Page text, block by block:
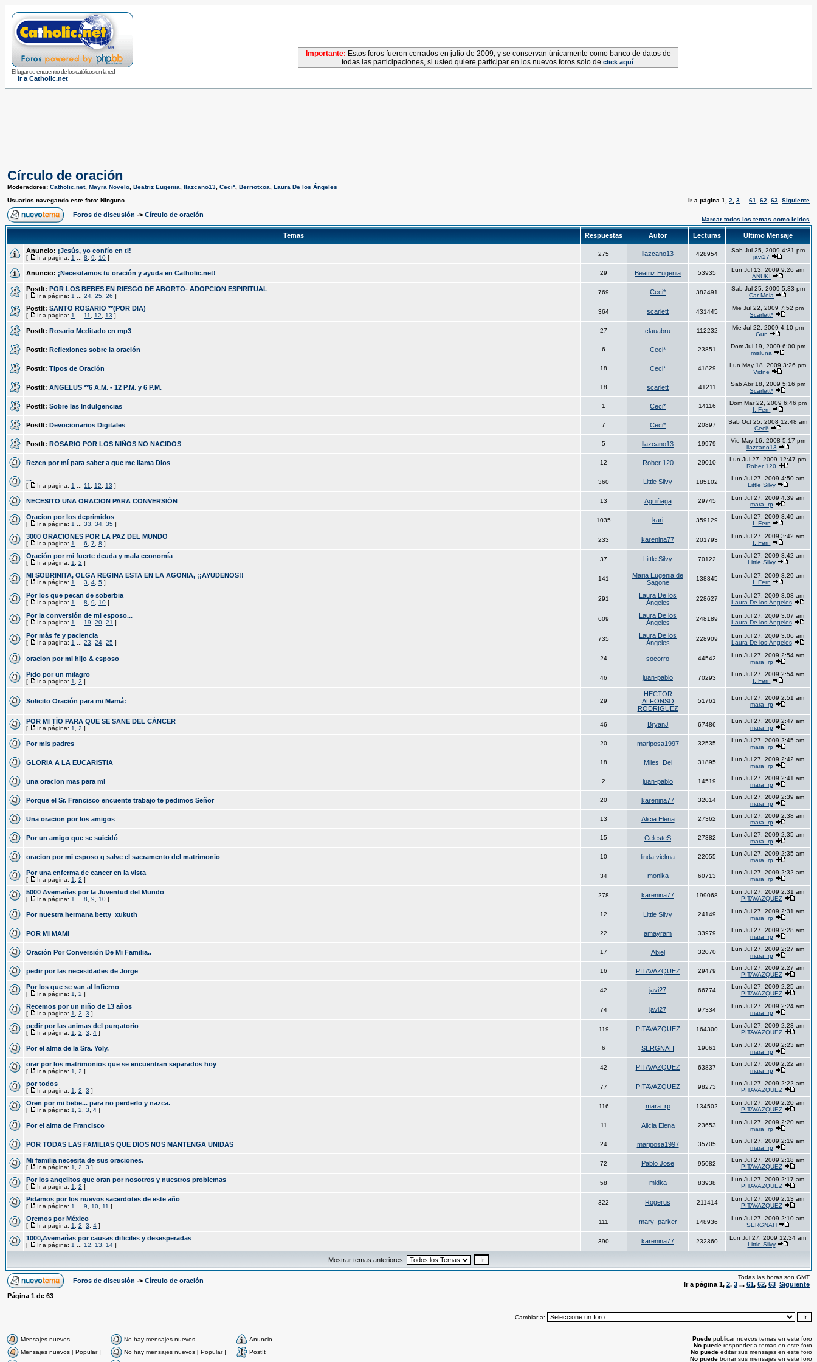
El lugar de encuentro de los católicos en la red
Ir a Catholic.net
Importante: Estos foros fueron cerrados en julio de 2009, y se conservan únicamente como banco de datos de
todas las participaciones, si usted quiere participar en los nuevos foros solo de click aquí.
Círculo de oración
Moderadores: Catholic.net, Mayra Novelo Beatriz Eugenia llazcano13 Ceci* Berriotxoa
Laura De los Ángeles
Usuarios navegando este foro: Ninguno
Ir a página 1 2 3 61 62 63 Siguiente
Foros de discusión -> Círculo de oración
Marcar todos los temas como leidos
Temas Respuestas Autor Lecturas Ultimo Mensaje
Anuncio: ¡Jesús, yo confío en ti!
[ Ir a página: 1 8 9 10 ]
275 llazcano13 428954
Sab Jul 25, 2009 4:31 pm
javi27
Anuncio: ¡Necesitamos tu oración y ayuda en Catholic.net! 29 Beatriz Eugenia 53935
Lun Jul 13, 2009 9:26 am
ANUKI
PostIt: POR LOS BEBES EN RIESGO DE ABORTO- ADOPCION ESPIRITUAL
[ Ir a página: 1 24 25 26 ]
769 Ceci* 382491
Sab Jul 25, 2009 5:33 pm
Car-Mela
PostIt: SANTO ROSARIO **(POR DIA)
[ Ir a página: 1 11 12 13 ]
364 scarlett 431445
Mie Jul 22, 2009 7:52 pm
Scarlett*
PostIt: Rosario Meditado en mp3 27 clauabru 112232
Mie Jul 22, 2009 4:10 pm
Gun
PostIt: Reflexiones sobre la oración 6 Ceci* 23851
Dom Jul 19, 2009 6:00 pm
misluna
PostIt: Tipos de Oración 18 Ceci* 41829
Lun May 18, 2009 3:26 pm
Vidne
PostIt: ANGELUS **6 A.M. - 12 P.M. y 6 P.M. 18 scarlett 41211
Sab Abr 18, 2009 5:16 pm
Scarlett*
PostIt: Sobre las Indulgencias 1 Ceci* 14116
Dom Mar 22, 2009 6:46 pm
I. Fern
PostIt: Devocionarios Digitales 7 Ceci* 20897
Sab Oct 25, 2008 12:48 am
Ceci*
PostIt: ROSARIO POR LOS NIÑOS NO NACIDOS 5 llazcano13 19979
Vie May 16, 2008 5:17 pm
llazcano13
Rezen por mí para saber a que me llama Dios 12 Rober 120 29010
Lun Jul 27, 2009 12:47 pm
Rober 120
...
[ Ir a página: 1 11 12 13 ]
360 Little Silvy 185102
Lun Jul 27, 2009 4:50 am
Little Silvy
NECESITO UNA ORACION PARA CONVERSIÓN 13 Aguiñaga 29745
Lun Jul 27, 2009 4:39 am
mara_rp
Oracion por los deprimidos
[ Ir a página: 1 33 34 35 ]
1035 kari 359129
Lun Jul 27, 2009 3:49 am
I. Fern
3000 ORACIONES POR LA PAZ DEL MUNDO
[ Ir a página: 1 6 7 8 ]
233 karenina77 201793
Lun Jul 27, 2009 3:42 am
I. Fern
Oración por mi fuerte deuda y mala economía
[ Ir a página: 1 2 ]
37 Little Silvy 70122
Lun Jul 27, 2009 3:42 am
Little Silvy
MI SOBRINITA, OLGA REGINA ESTA EN LA AGONIA, ¡¡AYUDENOS!!
[ Ir a página: 1 3 4 5 ]
141
Maria Eugenia de
Sagone
138845
Lun Jul 27, 2009 3:29 am
I. Fern
Por los que pecan de soberbia
[ Ir a página: 1 8 9 10 ]
291
Laura De los
Ángeles
228627
Lun Jul 27, 2009 3:08 am
Laura De los Ángeles
Por la conversión de mi esposo...
[ Ir a página: 1 19 20 21 ]
609
Laura De los
Ángeles
248189
Lun Jul 27, 2009 3:07 am
Laura De los Ángeles
Por más fe y paciencia
[ Ir a página: 1 23 24 25 ]
735
Laura De los
Ángeles
228909
Lun Jul 27, 2009 3:06 am
Laura De los Ángeles
oracion por mi hijo & esposo 24 socorro 44542
Lun Jul 27, 2009 2:54 am
mara_rp
Pido por un milagro
[ Ir a página: 1 2 ]
46 juan-pablo 70293
Lun Jul 27, 2009 2:54 am
I. Fern
Solicito Oración para mi Mamá: 29
HECTOR
ALFONSO
RODRIGUEZ
51761
Lun Jul 27, 2009 2:51 am
mara_rp
POR MI TÍO PARA QUE SE SANE DEL CÁNCER
[ Ir a página: 1 2 ]
46 BryanJ 67486
Lun Jul 27, 2009 2:47 am
mara_rp
Por mis padres 20 mariposa1997 32535
Lun Jul 27, 2009 2:45 am
mara_rp
GLORIA A LA EUCARISTIA 18 Miles_Dei 31895
Lun Jul 27, 2009 2:42 am
mara_rp
una oracion mas para mi 2 juan-pablo 14519
Lun Jul 27, 2009 2:41 am
mara_rp
Porque el Sr. Francisco encuente trabajo te pedimos Señor 20 karenina77 32014
Lun Jul 27, 2009 2:39 am
mara_rp
Una oracion por los amigos 13 Alicia Elena 27362
Lun Jul 27, 2009 2:38 am
mara_rp
Por un amigo que se suicidó 15 CelesteS 27382
Lun Jul 27, 2009 2:35 am
mara_rp
oracion por mi esposo q salve el sacramento del matrimonio 10 linda vielma 22055
Lun Jul 27, 2009 2:35 am
mara_rp
Por una enferma de cancer en la vista
[ Ir a página: 1 2 ]
34 monika 60713
Lun Jul 27, 2009 2:32 am
mara_rp
5000 Avemarìas por la Juventud del Mundo
[ Ir a página: 1 8 9 10 ]
278 karenina77 199068
Lun Jul 27, 2009 2:31 am
PITAVAZQUEZ
Por nuestra hermana betty_xukuth 12 Little Silvy 24149
Lun Jul 27, 2009 2:31 am
mara_rp
POR MI MAMI 22 amayram 33979
Lun Jul 27, 2009 2:28 am
mara_rp
Oración Por Conversión De Mi Familia.. 17 Abiel 32070
Lun Jul 27, 2009 2:27 am
mara_rp
pedir por las necesidades de Jorge 16 PITAVAZQUEZ 29479
Lun Jul 27, 2009 2:27 am
PITAVAZQUEZ
Por los que se van al Infierno
[ Ir a página: 1 2 ]
42 javi27 66774
Lun Jul 27, 2009 2:25 am
PITAVAZQUEZ
Recemos por un niño de 13 años
[ Ir a página: 1 2 3 ]
74 javi27 97334
Lun Jul 27, 2009 2:24 am
mara_rp
pedir por las animas del purgatorio
[ Ir a página: 1 2 3 4 ]
119 PITAVAZQUEZ 164300
Lun Jul 27, 2009 2:23 am
PITAVAZQUEZ
Por el alma de la Sra. Yoly. 6 SERGNAH 19061
Lun Jul 27, 2009 2:23 am
mara_rp
orar por los matrimonios que se encuentran separados hoy
[ Ir a página: 1 2 ]
42 PITAVAZQUEZ 63837
Lun Jul 27, 2009 2:22 am
mara_rp
por todos
[ Ir a página: 1 2 3 ]
77 PITAVAZQUEZ 98273
Lun Jul 27, 2009 2:22 am
PITAVAZQUEZ
Oren por mi bebe... para no perderlo y nazca.
[ Ir a página: 1 2 3 4 ]
116 mara_rp 134502
Lun Jul 27, 2009 2:20 am
PITAVAZQUEZ
Por el alma de Francisco 11 Alicia Elena 23653
Lun Jul 27, 2009 2:20 am
mara_rp
POR TODAS LAS FAMILIAS QUE DIOS NOS MANTENGA UNIDAS 24 mariposa1997 35705
Lun Jul 27, 2009 2:19 am
mara_rp
Mi familia necesita de sus oraciones.
[ Ir a página: 1 2 3 ]
72 Pablo Jose 95082
Lun Jul 27, 2009 2:18 am
PITAVAZQUEZ
Por los angelitos que oran por nosotros y nuestros problemas
[ Ir a página: 1 2 ]
58 midka 83938
Lun Jul 27, 2009 2:17 am
PITAVAZQUEZ
Pidamos por los nuevos sacerdotes de este año
[ Ir a página: 1 9 10 11 ]
322 Rogerus 211414
Lun Jul 27, 2009 2:13 am
PITAVAZQUEZ
Oremos por México
[ Ir a página: 1 2 3 4 ]
111 mary_parker 148936
Lun Jul 27, 2009 2:10 am
SERGNAH
1000,Avemarìas por causas dificiles y desesperadas
[ Ir a página: 1 12 13 14 ]
390 karenina77 232360
Lun Jul 27, 2009 12:34 am
Little Silvy
Mostrar temas anteriores:
Foros de discusión -> Círculo de oración Todas las horas son GMT
Ir a página 1, 2, 3 ... 61, 62, 63 Siguiente
Página 1 de 63
Cambiar a:
Mensajes nuevos No hay mensajes nuevos
Anuncio
Mensajes nuevos [ Popular ]
No hay mensajes nuevos [ Popular ]
PostIt
Puede publicar nuevos temas en este foro
No puede responder a temas en este foro
No puede editar sus mensajes en este foro
No puede borrar sus mensajes en este foro